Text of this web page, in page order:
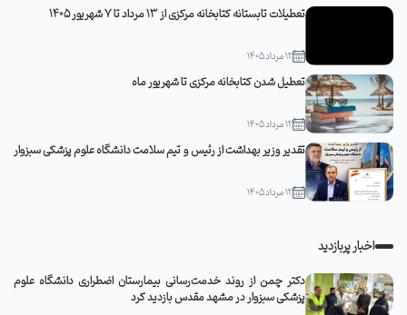
تعطیلات تابستانه کتابخانه مرکزی از 13 مرداد تا 7 شهریور 1405
12 مرداد 1405
تعطیل شدن کتابخانه مرکزی تا شهریور ماه
12 مرداد 1405
تقدیر وزیر بهداشت از رئیس و تیم سلامت دانشگاه علوم پزشکی سبزوار
12 مرداد 1405
اخبار پربازدید
دکتر چمن از روند خدمت‌رسانی بیمارستان اضطراری دانشگاه علوم
پزشکی سبزوار در مشهد مقدس بازدید کرد